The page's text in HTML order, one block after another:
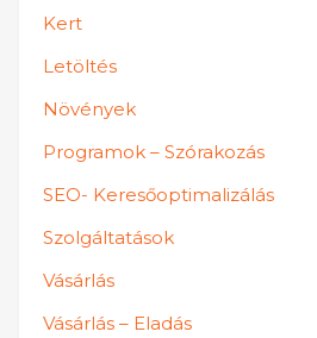
Kert
Letöltés
Növények
Programok – Szórakozás
SEO- Keresőoptimalizálás
Szolgáltatások
Vásárlás
Vásárlás – Eladás